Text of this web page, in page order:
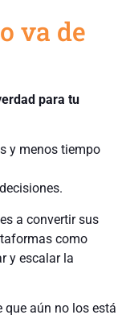
va de
para tu
y menos tiempo
a convertir sus
como
y escalar la
que aún no los está